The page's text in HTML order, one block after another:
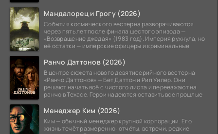
Мандалорец и Грогу (2026)
События космического вестерна разворачиваются
через пять лет после финала шестого эпизода —
«Возвращение джедая» (1983 год). Империя рухнула, но
её остатки — имперские офицеры и криминальные
Ранчо Даттонов (2026)
В центре сюжета нового девятисерийного вестерна
«Ранчо Даттонов» — Бет Даттон и Рип Уилер. Они
решают начать всё с чистого листа и переезжают на
ранчо в Техасе. Герои надеются оставить все прошлые
Менеджер Ким (2026)
Ким — обычный менеджер крупной корпорации. Его
жизнь течёт размеренно: отчёты, встречи, редкие